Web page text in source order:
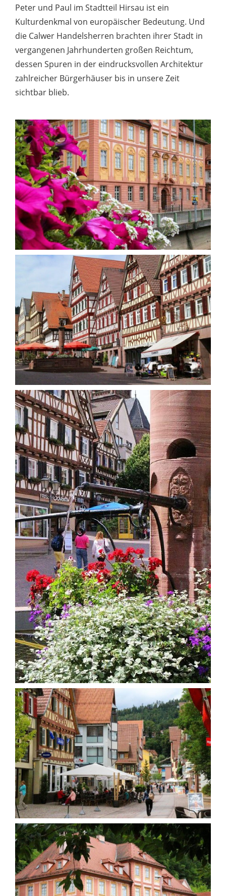
Peter und Paul im Stadtteil Hirsau ist ein
Kulturdenkmal von europäischer Bedeutung. Und
die Calwer Handelsherren brachten ihrer Stadt in
vergangenen Jahrhunderten großen Reichtum,
dessen Spuren in der eindrucksvollen Architektur
zahlreicher Bürgerhäuser bis in unsere Zeit
sichtbar blieb.